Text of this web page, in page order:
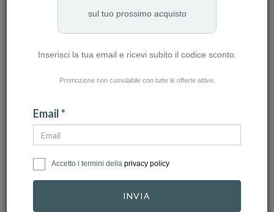
sul tuo prossimo acquisto
Inserisci la tua email e ricevi subito il codice sconto.
Promozione non cumulabile con tutte le offerte attive.
Email *
Accetto i termini della privacy policy
INVIA